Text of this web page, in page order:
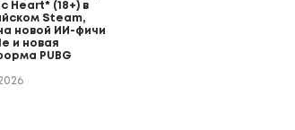
Heart* (18+) в
Steam,
новой ИИ-фичи
и новая
PUBG